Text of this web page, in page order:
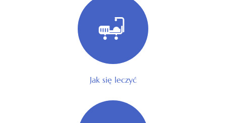
Jak się leczyć